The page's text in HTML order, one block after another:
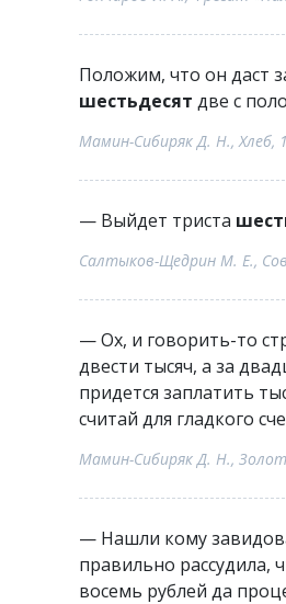
Положим, что он даст
шестьдесят две с
Мамин-Сибиряк Д. Н., Хлеб,
— Выйдет триста
Салтыков-Щедрин М. Е.,
— Ох, и говорить-то
двести тысяч, а за
придется заплатить
считай для гладкого
Мамин-Сибиряк Д. Н.,
— Нашли кому
правильно рассудила,
восемь рублей да